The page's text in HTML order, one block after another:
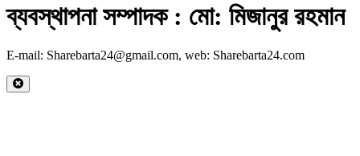
ব্যবস্থাপনা সম্পাদক : মো: মিজানুর রহমান
E-mail: Sharebarta24@gmail.com, web: Sharebarta24.com